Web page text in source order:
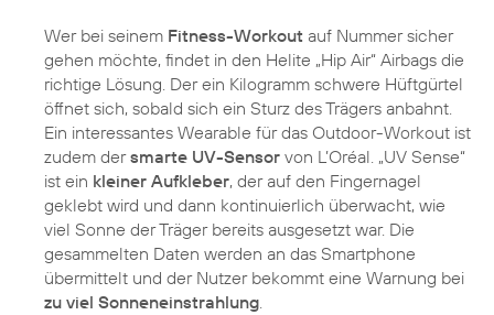
Wer bei seinem Fitness-Workout auf Nummer sicher
gehen möchte, findet in den Helite „Hip Air“ Airbags die
richtige Lösung. Der ein Kilogramm schwere Hüftgürtel
öffnet sich, sobald sich ein Sturz des Trägers anbahnt.
Ein interessantes Wearable für das Outdoor-Workout ist
zudem dersmarte UV-Sensor von L’Oréal. „UV Sense“
ist ein kleiner Aufkleber, der auf den Fingernagel
geklebt wird und dann kontinuierlich überwacht, wie
viel Sonne der Träger bereits ausgesetzt war. Die
gesammelten Daten werden an das Smartphone
übermittelt und der Nutzer bekommt eine Warnung bei
zu viel Sonneneinstrahlung.